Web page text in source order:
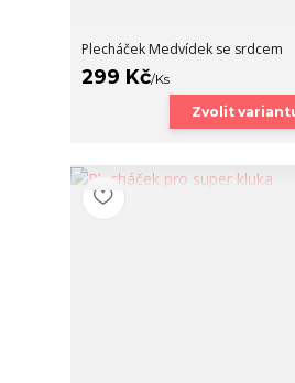
Plecháček Medvídek se srdcem
299 Kč/Ks
Zvolit